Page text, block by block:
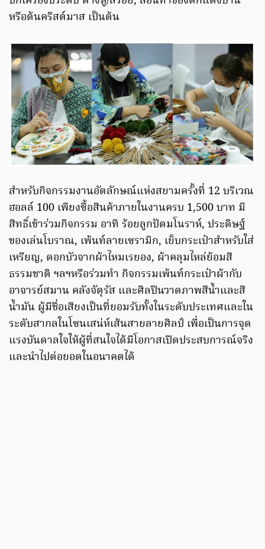
หรือต้นคริสต์มาส เป็นต้น
สำหรับกิจกรรมงานอัตลักษณ์แห่งสยามครั้งที่ 12 บริเวณ
ฮอลล์ 100 เพียงซื้อสินค้าภายในงานครบ 1,500 บาท มี
สิทธิ์เข้าร่วมกิจกรรม อาทิ ร้อยลูกปัดมโนราห์, ประดิษฐ์
ของเล่นโบราณ, เพ้นท์ลายเซรามิก, เย็บกระเป๋าสำหรับใส่
เหรียญ, ดอกบัวจากผ้าไหมเรยอง, ผ้าคลุมไหล่ย้อมสี
ธรรมชาติ ฯลฯหรือร่วมทำ กิจกรรมเพ้นท์กระเป๋าผ้ากับ
อาจารย์สมาน คลังจัตุรัส และศิลปินวาดภาพสีน้ำและสี
น้ำมัน ผู้มีชื่อเสียงเป็นที่ยอมรับทั้งในระดับประเทศและใน
ระดับสากลในโซนเสน่ห์เส้นสายลายศิลป์ เพื่อเป็นการจุด
แรงบันดาลใจให้ผู้ที่สนใจได้มีโอกาสเปิดประสบการณ์จริง
และนำไปต่อยอดในอนาคตได้